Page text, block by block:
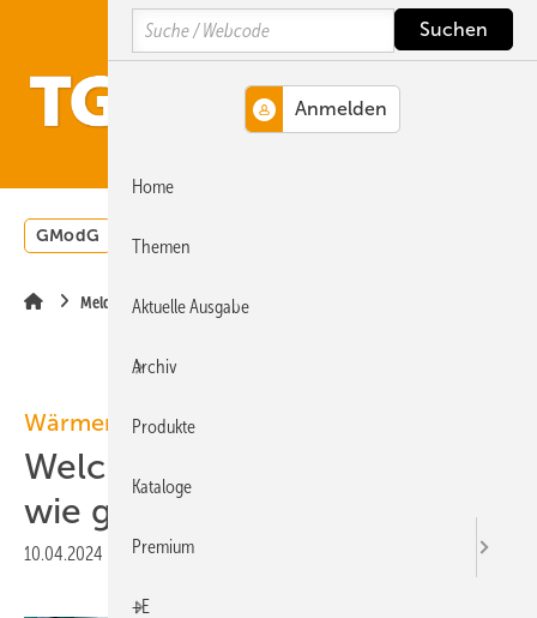
Hauptinhalt
Hauptmenü
SiteSearch
GModG Wärmepumpe
Meldungen
Wärmenetze
Welche Wärmenetze werden
wie gefördert?
10.04.2024 Druckvorschau
Search
Home
Themen
Aktuelle Ausgabe
Archiv
Produkte
Kataloge
Premium
+E